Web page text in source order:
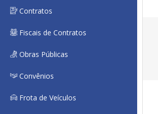
Contratos
Fiscais de Contratos
Obras Públicas
Convênios
Frota de Veículos